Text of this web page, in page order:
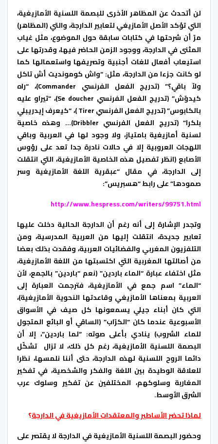
لن أتحدث عن المظاهر الأخرى للبصمة اللسنية الأمازيغية،
التي تؤكد الأصل الأمازيغي لتعابير الدارجة، والتي (المظاهر)
مرّ أن شرحتها في كتابات سابقة حول الموضوع، مثل غياب
المثنى في الدارجة، ووجود الزمن الحاضر فيها، وقدرتها على
استيعاب أفعال للغات أجنبية وتصريفها واستعمالها كما
لو كانت جزءا من الدارجة، مثل: “واش كومونديت أش تاكل
ولاّ باقي؟” (تدريج الفعل الفرنسي Commander)، “راه
كيدوّش” (تدريج الفعل الفرنسي Se doucher)، “تيراو عليه
بالكابوس” (تدريج الفعل الفرنسي Tirer )، “كيعرف إيدريبلي
بلكرا” (تدريج الفعل الفرنسي Dribbler)… وهذه خاصية
لسنية أمازيغية بامتياز، ولا وجود لها في العربية وباقي
اللهجات العروبية إلا في حالات نادرة جدا تعد على رؤوس
الأصابع (انظر تفصيل هذه الخاصية الأمازيغية، التي انتقلت
إلى الدارجة، في مقال “عبقرية اللغة الأمازيغية وسر
صمودها” على رابط “هسبريس”:
http://www.hespress.com/writers/99751.html
وتجدر الإشارة إلى أنه رغم أن الدارجة الحالية دخلت عليها
تعابير جديدة، انتقلت إليها من العربية المدرسية، ومن
التلفزيون المغربي والفضائيات العربية، وفقدت بذلك بعضا
من أصالتها المغربية التي اكتسبتها من اللغة الأمازيغية،
مثل اختفاء عبارة “الماء باردين” (نعم “باردين” بالجمع، لأن
“الماء” اسم جمع في الأمازيغية، فترجمت العبارة إلى
العربية بمعناها الأمازيغي وقاعدتها النحوية الأمازيغية)،
التي كان أبناء جيلي يسمعونها كل صيف في الأسواق
الأسبوعية عندما كان “الكرّاب” (الساقي أو البائع المتجول
للماء الشروب) ينادي بأعلى صوته: “لما باردين”، إلا أن
البصمة اللسنية الأمازيغية، رغم كل ذلك، لا تزال تشكّل
دائما الروح اللسنية لهذه الدارجة، حتى أننا نلمسها، نظرا
للعلاقة الوطيدة بين اللغة والفكر والشخصية، في تفكير
المغاربة وسلوكهم، المختلفين عن تفكير وسلوك عرب
الشرق الأوسط.
لماذا تحضر الأساطير والمعتقدات الأمازيغية في الدارجة؟
وحضور البصمة اللسنية الأمازيغية في الدارجة لا يقتصر على